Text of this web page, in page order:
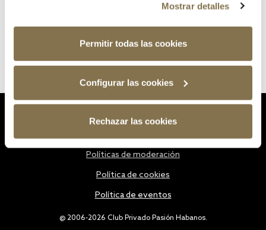
Mostrar detalles
Permitir todas las cookies
Configurar las cookies
Rechazar las cookies
@ 2006-2026 Club Privado Pasión Habanos.
Políticas de moderación
Política de cookies
Política de eventos